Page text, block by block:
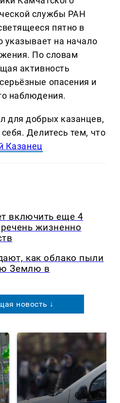
службы РАН
пятно в
указывает на начало
По словам
активность
опасения и
наблюдения.
для добрых казанцев,
Делитеcь тем, что
Казанец
включить еще 4
жизненно
как облако пыли
Землю в
новость ↓